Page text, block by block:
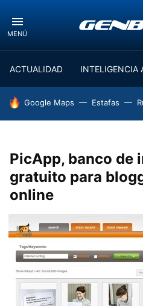
MENÚ
ACTUALIDAD INTELIGENCIA
HOY SE HABLA DE
Google Maps Estafas
PicApp, banco de
gratuito para
online